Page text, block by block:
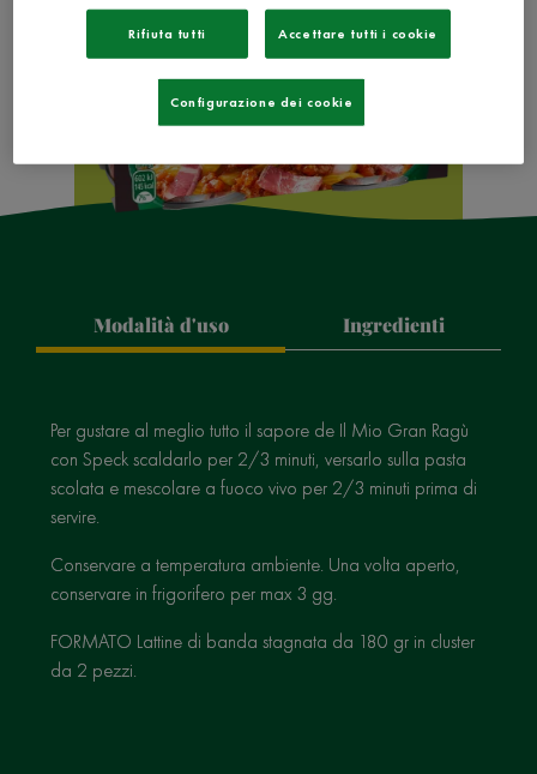
Modalità d'uso Ingredienti
Per gustare al meglio tutto il sapore de Il Mio Gran Ragù
con Speck scaldarlo per 2/3 minuti, versarlo sulla pasta
scolata e mescolare a fuoco vivo per 2/3 minuti prima di
servire.
Conservare a temperatura ambiente. Una volta aperto,
conservare in frigorifero per max 3 gg.
FORMATO Lattine di banda stagnata da 180 gr in cluster
da 2 pezzi.
Rifiuta tutti Accettare tutti i cookie
Configurazione dei cookie